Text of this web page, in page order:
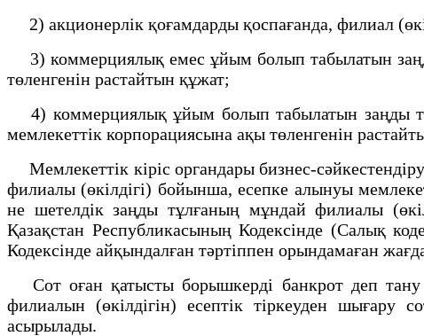
2) акционерлік қоғамдарды қоспағанда, филиал
3) коммерциялық емес ұйым болып табылатын
төленгенiн растайтын құжат;
4) коммерциялық ұйым болып табылатын заңды
мемлекеттік корпорациясына ақы төленгенiн
Мемлекеттік кіріс органдары бизнес-
филиалы (өкілдігі) бойынша, есепке алынуы
не шетелдік заңды тұлғаның мұндай филиалы
Қазақстан Республикасының Кодексінде (Салық
Кодексінде айқындалған тәртіппен орындамаған
Сот оған қатысты борышкерді банкрот деп
филиалын (өкілдігін) есептік тіркеуден шығару
асырылады.